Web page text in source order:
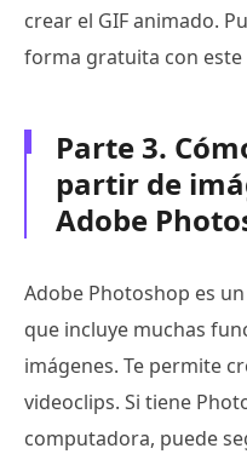
crear el GIF animado.
forma gratuita con este
Parte 3.
partir de
Adobe
Adobe Photoshop es
que incluye muchas
imágenes. Te permite
videoclips. Si tiene
computadora, puede